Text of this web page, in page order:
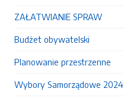
ZAŁATWIANIE SPRAW
Budżet obywatelski
Planowanie przestrzenne
Wybory Samorządowe 2024